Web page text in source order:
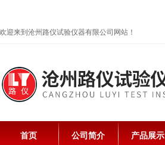
欢迎来到沧州路仪试验仪器有限公司网站！
首页 公司简介 产品展示